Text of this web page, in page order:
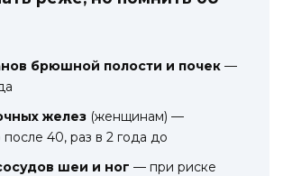
брюшной полости и почек —
желез (женщинам) —
40, раз в 2 года до
шеи и ног — при риске